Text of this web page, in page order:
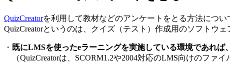
QuizCreatorを利用して教材などのアンケートをとる方法につ
QuizCreatorというのは、クイズ（テスト）作成用のソフトウ
・ 既にLMSを使ったeラーニングを実施している環境であれ
（QuizCreatorは、SCORM1.2や2004対応のLMS向けのファイ